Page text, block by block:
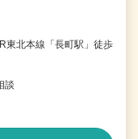
東北本線「長町駅」徒歩
談